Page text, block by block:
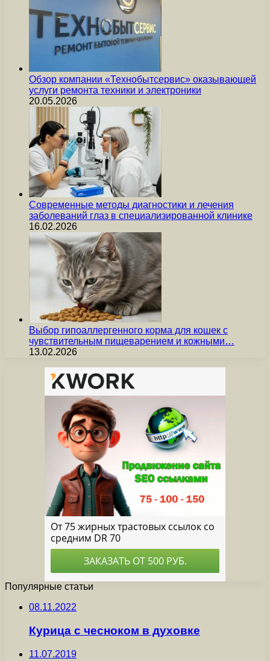
Обзор компании «Технобытсервис» оказывающей
услуги ремонта техники и электроники
20.05.2026
Современные методы диагностики и лечения
заболеваний глаз в специализированной клинике
16.02.2026
Выбор гипоаллергенного корма для кошек с
чувствительным пищеварением и кожными…
13.02.2026
Популярные статьи
08.11.2022
Курица с чесноком в духовке
11.07.2019